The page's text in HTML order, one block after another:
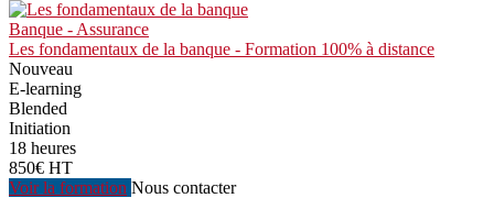
Banque - Assurance
Les fondamentaux de la banque - Formation 100% à distance
Nouveau
E-learning
Blended
Initiation
18 heures
850€ HT
Voir la formation Nous contacter